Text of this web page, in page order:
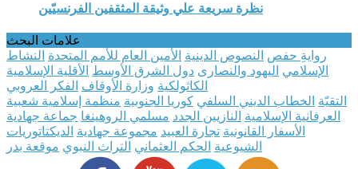
نظرة سريعة علي وثيقة المثقفين الفرنسيّين
علامات البحث
روايةِ حفص النصوص الدينية الأمين العام للأمم المتحدة النشاط
الإسلامي اليهود والنصارى دول الشرق الأوسط الأقلية الإسلامية
الكاثولكية وزارة اﻷوقاف الفكر العروبي
التقيّة الخطاب الديني السلفي كوريا الجنوبية منظمة إسلامية شعبية
العرفانية الإسلامية النازيين الجدد مسلمي الروهينغا جماعة جهادية
الأسفار القانونية تجارة العبيد مجموعة جهادية الديكتاتوريات
الشيوعية الحكم العثماني التراث النبوي موقعة بدر